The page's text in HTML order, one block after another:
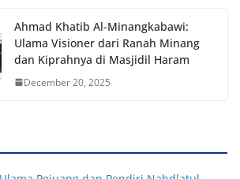
Ahmad Khatib Al-Minangkabawi:
Ulama Visioner dari Ranah Minang
dan Kiprahnya di Masjidil Haram
December 20, 2025